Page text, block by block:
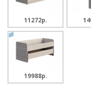
11272p.
19988p.